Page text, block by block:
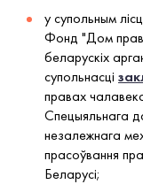
у супольным
Фонд "Дом
беларускіх
супольнасці
правах
Спецыяльнага
незалежнага
прасоўвання
Беларусі;